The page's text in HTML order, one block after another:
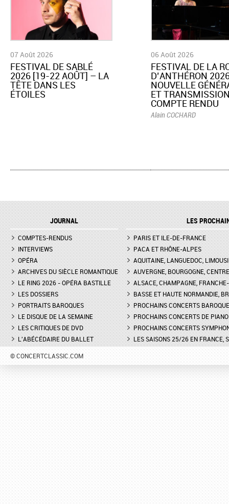
07 Août 2026
​FESTIVAL DE SABLÉ
2026 [19-22 AOÛT] – LA
TÊTE DANS LES
ÉTOILES
06 Août 2026
​FESTIVAL DE LA
D’ANTHÉRON
NOUVELLE
ET
COMPTE RENDU
Alain COCHARD
JOURNAL
COMPTES-RENDUS
INTERVIEWS
OPÉRA
ARCHIVES DU SIÈCLE ROMANTIQUE
LE RING 2026 - OPÉRA BASTILLE
LES DOSSIERS
PORTRAITS BAROQUES
LE DISQUE DE LA SEMAINE
LES CRITIQUES DE DVD
L'ABÉCÉDAIRE DU BALLET
LES
PARIS ET ILE-DE-FRANCE
PACA ET RHÔNE-ALPES
AQUITAINE, LANGUEDOC,
AUVERGNE, BOURGOGNE, CENTRE
ALSACE, CHAMPAGNE,
BASSE ET HAUTE NORMANDIE,
PROCHAINS CONCERTS
PROCHAINS CONCERTS DE PIANO
PROCHAINS CONCERTS
LES SAISONS 25/26 EN FRANCE,
© CONCERTCLASSIC.COM